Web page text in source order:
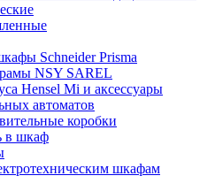
Schneider Prisma
NSY SAREL
Hensel Mi и аксессуары
автоматов
коробки
в шкаф
шкафам